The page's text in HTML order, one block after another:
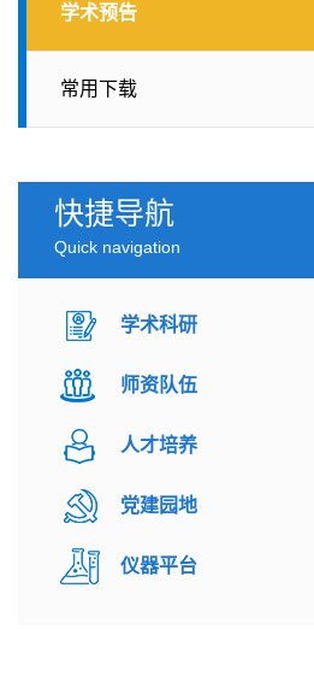
学术预告
常用下载
快捷导航
Quick navigation
学术科研
师资队伍
人才培养
党建园地
仪器平台